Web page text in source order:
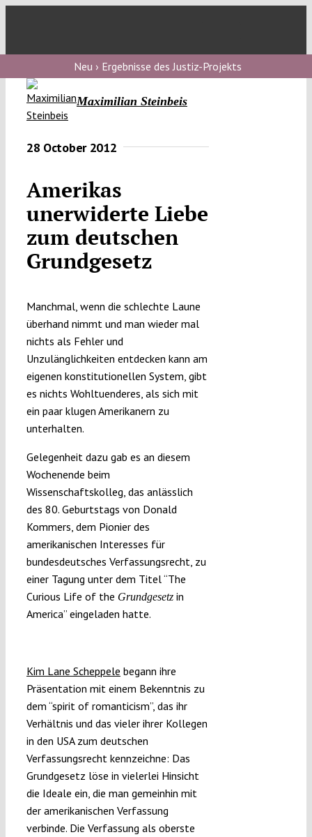
Verfassungs
blog
Verfassungs
podcast
Verfassungs
editorial
Submissions
Funding
Neu › Ergebnisse des Justiz-Projekts
Maximilian Steinbeis
28 October 2012
Amerikas
unerwiderte Liebe
zum deutschen
Grundgesetz
Manchmal, wenn die schlechte Laune
überhand nimmt und man wieder mal
nichts als Fehler und
Unzulänglichkeiten entdecken kann am
eigenen konstitutionellen System, gibt
es nichts Wohltuenderes, als sich mit
ein paar klugen Amerikanern zu
unterhalten.
Gelegenheit dazu gab es an diesem
Wochenende beim
Wissenschaftskolleg, das anlässlich
des 80. Geburtstags von Donald
Kommers, dem Pionier des
amerikanischen Interesses für
bundesdeutsches Verfassungsrecht, zu
einer Tagung unter dem Titel “The
Curious Life of the Grundgesetzin
America” eingeladen hatte.
Kim Lane Scheppele begann ihre
Präsentation mit einem Bekenntnis zu
dem “spirit of romanticism”, das ihr
Verhältnis und das vieler ihrer Kollegen
in den USA zum deutschen
Verfassungsrecht kennzeichne: Das
Grundgesetz löse in vielerlei Hinsicht
die Ideale ein, die man gemeinhin mit
der amerikanischen Verfassung
verbinde. Die Verfassung als oberste